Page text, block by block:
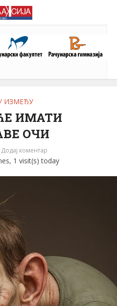
ИЗМЕЂУ
ИМАТИ
ОЧИ
Додај коментар
1 visit(s) today